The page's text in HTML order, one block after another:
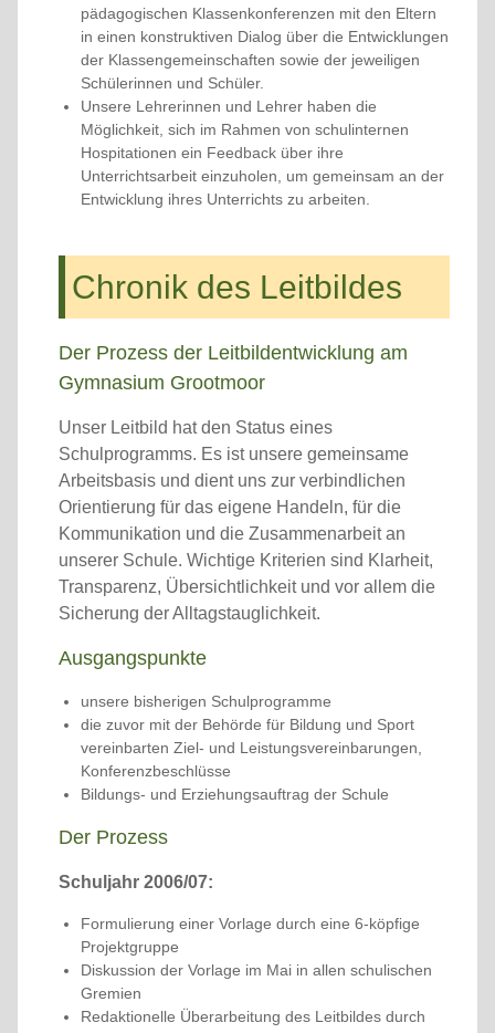
pädagogischen Klassenkonferenzen mit den Eltern
in einen konstruktiven Dialog über die Entwicklungen
der Klassengemeinschaften sowie der jeweiligen
Schülerinnen und Schüler.
Unsere Lehrerinnen und Lehrer haben die
Möglichkeit, sich im Rahmen von schulinternen
Hospitationen ein Feedback über ihre
Unterrichtsarbeit einzuholen, um gemeinsam an der
Entwicklung ihres Unterrichts zu arbeiten.
Chronik des Leitbildes
Der Prozess der Leitbildentwicklung am
Gymnasium Grootmoor
Unser Leitbild hat den Status eines
Schulprogramms. Es ist unsere gemeinsame
Arbeitsbasis und dient uns zur verbindlichen
Orientierung für das eigene Handeln, für die
Kommunikation und die Zusammenarbeit an
unserer Schule. Wichtige Kriterien sind Klarheit,
Transparenz, Übersicht­lichkeit und vor allem die
Sicherung der Alltagstauglichkeit.
Ausgangspunkte
unsere bisherigen Schulprogramme
die zuvor mit der Behörde für Bildung und Sport
vereinbarten Ziel- und Leistungsvereinbarungen,
Konferenzbeschlüsse
Bildungs- und Erziehungsauftrag der Schule
Der Prozess
Schuljahr 2006/07:
Formulierung einer Vorlage durch eine 6-köpfige
Projektgruppe
Diskussion der Vorlage im Mai in allen schulischen
Gremien
Redaktionelle Überarbeitung des Leitbildes durch